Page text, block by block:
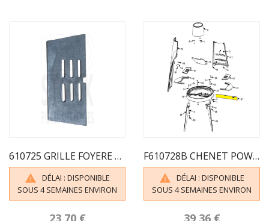
610725 GRILLE FOYERE POW-WOW INVICTA

DÉLAI : DISPONIBLE
SOUS 4 SEMAINES ENVIRON
23,70 €
F610728B CHENET POW WOW INVICTA

DÉLAI : DISPONIBLE
SOUS 4 SEMAINES ENVIRON
39,36 €